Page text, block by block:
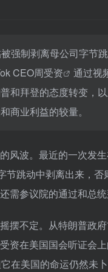
强制剥离母公司字节
CEO周受资
通过视
和拜登的态度转变，
商业利益的较量。
风波。最近的一次发
跳动中剥离出来，
需参议院的通过和总统
摆不定。从特朗普政
资在美国国会听证会
在美国的命运仍然未卜